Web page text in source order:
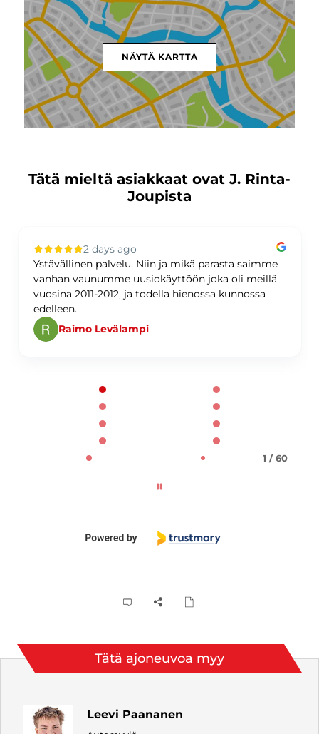
NÄYTÄ KARTTA
Tätä mieltä asiakkaat ovat J. Rinta-
Joupista
2 days ago
Ystävällinen palvelu. Niin ja mikä parasta saimme
vanhan vaunumme uusiokäyttöön joka oli meillä
vuosina 2011-2012, ja todella hienossa kunnossa
edelleen.
Raimo Levälampi
1 / 60
Tätä ajoneuvoa myy
Leevi Paananen